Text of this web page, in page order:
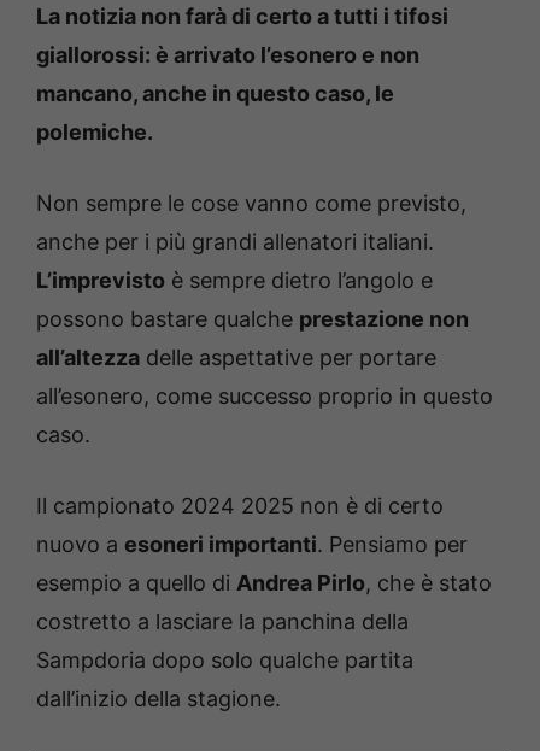
La notizia non farà di certo a tutti i tifosi
giallorossi: è arrivato l’esonero e non
mancano, anche in questo caso, le
polemiche.
Non sempre le cose vanno come previsto,
anche per i più grandi allenatori italiani.
L’imprevisto è sempre dietro l’angolo e
possono bastare qualche prestazione non
all’altezza delle aspettative per portare
all’esonero, come successo proprio in questo
caso.
Il campionato 2024 2025 non è di certo
nuovo a esoneri importanti. Pensiamo per
esempio a quello di Andrea Pirlo, che è stato
costretto a lasciare la panchina della
Sampdoria dopo solo qualche partita
dall’inizio della stagione.